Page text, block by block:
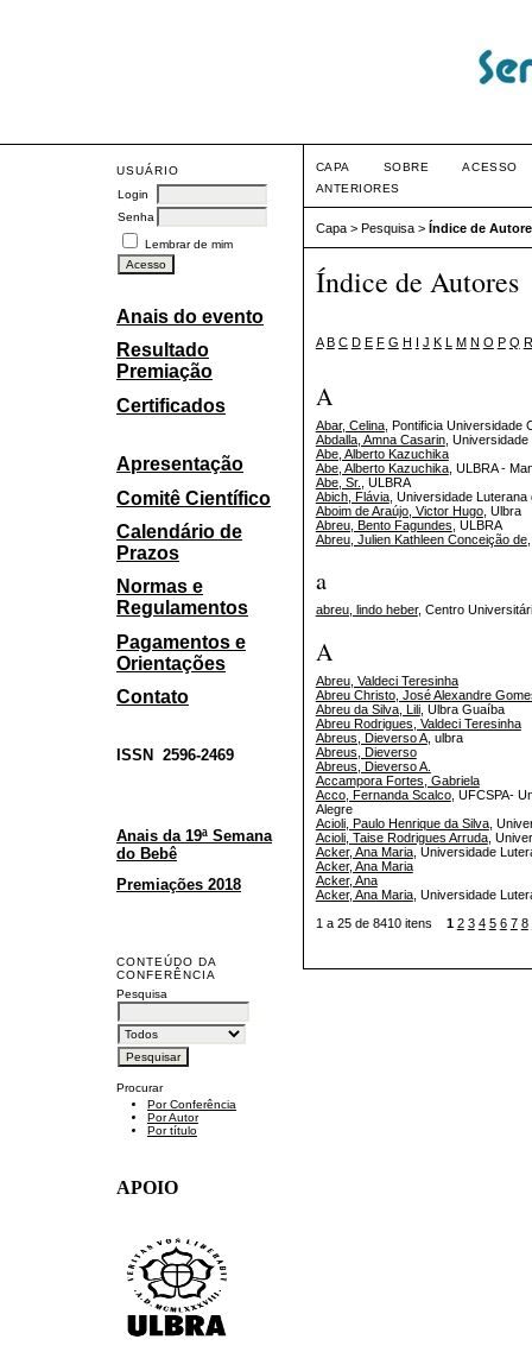
USUÁRIO
Login
Senha
Lembrar de mim
Anais do evento
Resultado
Premiação
Certificados
Apresentação
Comitê Científico
Calendário de
Prazos
Normas e
Regulamentos
Pagamentos e
Orientações
Contato
ISSN 2596-2469
Anais da 19ª Semana
do Bebê
Premiações 2018
CONTEÚDO DA
CONFERÊNCIA
Pesquisa
Procurar
Por Conferência
Por Autor
Por título
APOIO
CAPA SOBRE
ACESSO
ANTERIORES
Capa> Pesquisa> Índice de
Índice de Autores
A B C D E F G H I J K L M N O P Q R
A
Abar, Celina, Pontificia Universidade
Abdalla, Amna Casarin, Universidade
Abe, Alberto Kazuchika
Abe, Alberto Kazuchika, ULBRA -
Abe, Sr.
, ULBRA
Abich, Flávia, Universidade Luterana
Aboim de Araújo, Victor Hugo, Ulbra
Abreu, Bento Fagundes , ULBRA
Abreu, Julien Kathleen Conceição de
a
abreu, lindo heber, Centro
A
Abreu, Valdeci Teresinha
Abreu Christo, José Alexandre
Abreu da Silva, Lili, Ulbra Guaíba
Abreu Rodrigues, Valdeci Teresinha
Abreus, Dieverso A, ulbra
Abreus, Dieverso
Abreus, Dieverso A.
Accampora Fortes, Gabriela
Acco, Fernanda Scalco, UFCSPA-
Alegre
Acioli, Paulo Henrique da Silva,
Acioli, Taise Rodrigues Arruda,
Acker, Ana Maria, Universidade
Acker, Ana Maria
Acker, Ana
Acker, Ana Maria, Universidade
1 a 25 de 8410 itens 1 2 3 4 5 6 7 8